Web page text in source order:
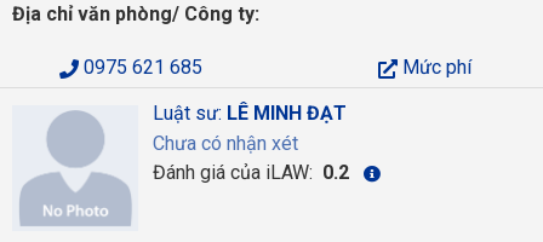
Địa chỉ văn phòng/ Công ty:
0975 621 685
Mức phí
Luật sư: LÊ MINH ĐẠT
Chưa có nhận xét
Đánh giá của iLAW: 0.2